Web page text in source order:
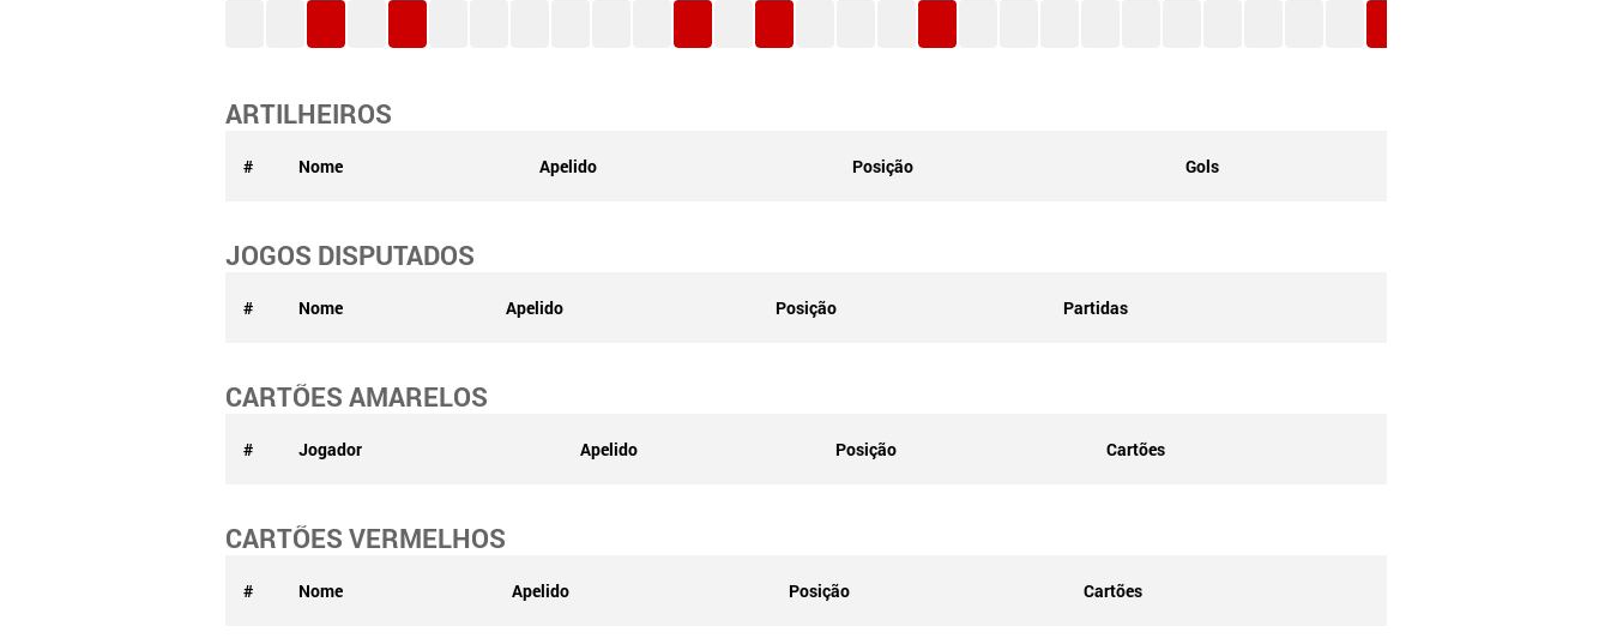
ARTILHEIROS
# Nome Apelido Posição Gols
JOGOS DISPUTADOS
# Nome Apelido Posição Partidas
CARTÕES AMARELOS
# Jogador Apelido Posição Cartões
CARTÕES VERMELHOS
# Nome Apelido Posição Cartões